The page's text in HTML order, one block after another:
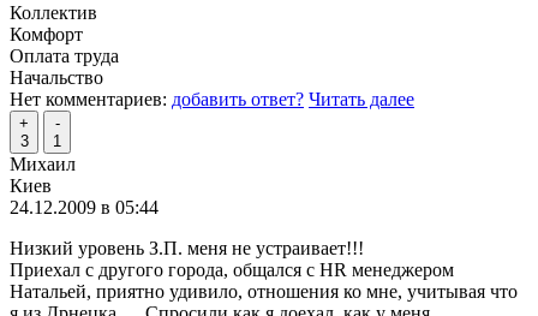
Коллектив
Комфорт
Оплата труда
Начальство
Нет комментариев: добавить ответ? Читать далее
+
3
-
1
Михаил
Киев
24.12.2009 в 05:44
Низкий уровень З.П. меня не устраивает!!!
Приехал с другого города, общался с HR менеджером
Натальей, приятно удивило, отношения ко мне, учитывая что